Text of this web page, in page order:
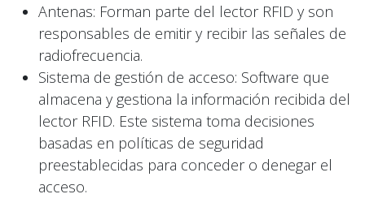
Antenas: Forman parte del lector RFID y son
responsables de emitir y recibir las señales de
radiofrecuencia.
Sistema de gestión de acceso: Software que
almacena y gestiona la información recibida del
lector RFID. Este sistema toma decisiones
basadas en políticas de seguridad
preestablecidas para conceder o denegar el
acceso.